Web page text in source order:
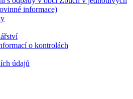
informace)
o kontrolách
údajů